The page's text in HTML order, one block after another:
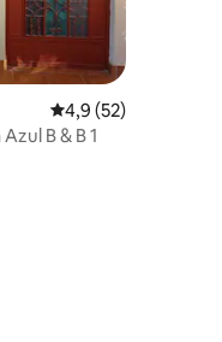
4,9 de uma
4,9 (52)
B & B 1